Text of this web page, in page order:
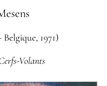
1971)
Volants